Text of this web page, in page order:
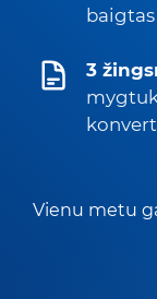
3
Vienu metu